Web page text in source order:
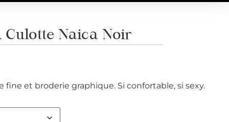
Culotte Naica Noir
et broderie graphique. Si confortable, si sexy.